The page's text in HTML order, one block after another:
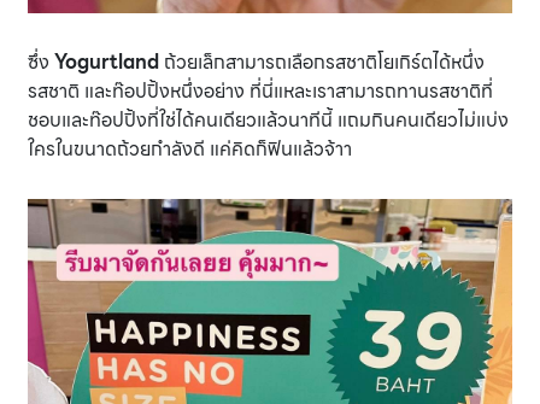
ซึ่ง Yogurtland ถ้วยเล็กสามารถเลือกรสชาติโยเกิร์ตได้หนึ่ง
รสชาติ และท๊อปปิ้งหนึ่งอย่าง ที่นี่แหละเราสามารถทานรสชาติที่
ชอบและท๊อปปิ้งที่ใช่ได้คนเดียวแล้วนาทีนี้ แถมกินคนเดียวไม่แบ่ง
ใครในขนาดถ้วยกำลังดี แค่คิดก็ฟินแล้วจ้าา